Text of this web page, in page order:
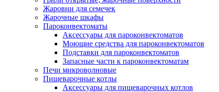
Жаровни для семечек
Жарочные шкафы
Пароконвектоматы
Аксессуары для пароконвектоматов
Моющие средства для пароконвектоматов
Подставки для пароконвектоматов
Запасные части к пароконвектоматам
Печи микроволновые
Пищеварочные котлы
Аксессуары для пищеварочных котлов